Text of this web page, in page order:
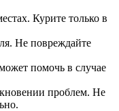
Курите только в
Не повреждайте
помочь в случае
проблем. Не